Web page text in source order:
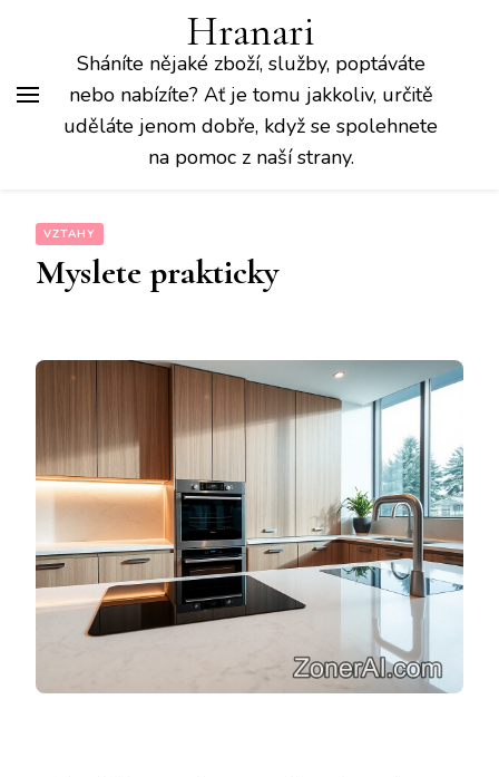
Hranari
Sháníte nějaké zboží, služby, poptáváte
nebo nabízíte? Ať je tomu jakkoliv, určitě
uděláte jenom dobře, když se spolehnete
na pomoc z naší strany.
VZTAHY
Myslete prakticky